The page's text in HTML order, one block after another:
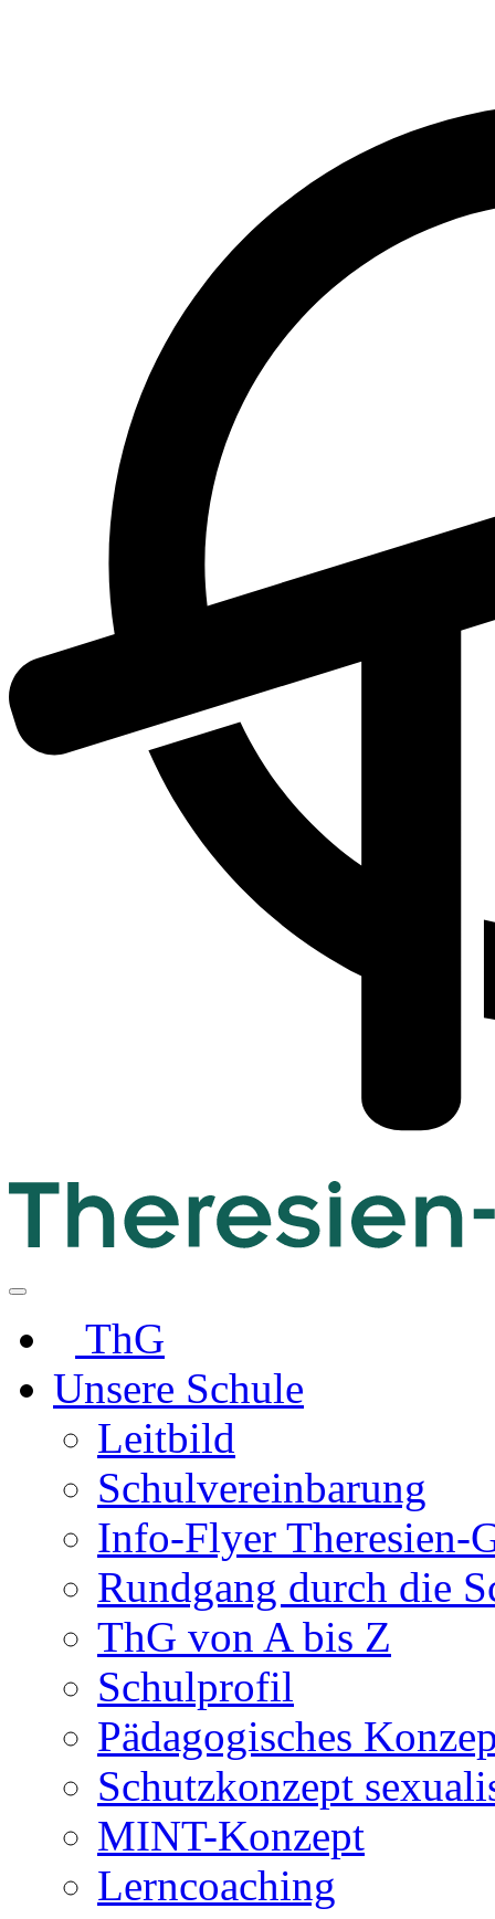
ThG
Unsere Schule
Leitbild
Schulvereinbarung
Info-Flyer Theresien-
Rundgang durch die
ThG von A bis Z
Schulprofil
Pädagogisches
Schutzkonzept
MINT-Konzept
Lerncoaching